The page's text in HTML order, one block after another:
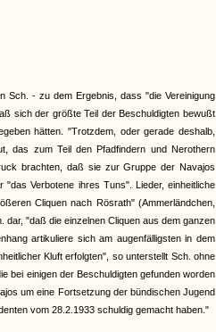
Sch. - zu dem Ergebnis, dass "die Vereinigung
sich der größte Teil der Beschuldigten bewußt
hätten. "Trotzdem, oder gerade deshalb,
das zum Teil den Pfadfindern und Nerothern
brachten, daß sie zur Gruppe der Navajos
Verbotene ihres Tuns". Lieder, einheitliche
Cliquen nach Rösrath" (Ammerländchen,
"daß die einzelnen Cliquen aus dem ganzen
artikuliere sich am augenfälligsten in dem
Kluft erfolgten", so unterstellt Sch. ohne
bei einigen der Beschuldigten gefunden worden
um eine Fortsetzung der bündischen Jugend
vom 28.2.1933 schuldig gemacht haben."